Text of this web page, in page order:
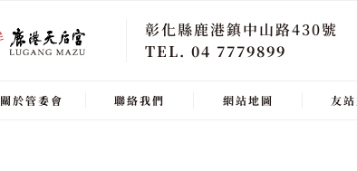
彰化縣鹿港鎮中山路430號
TEL. 04 7779899
關於管委會 聯絡我們 網站地圖 友